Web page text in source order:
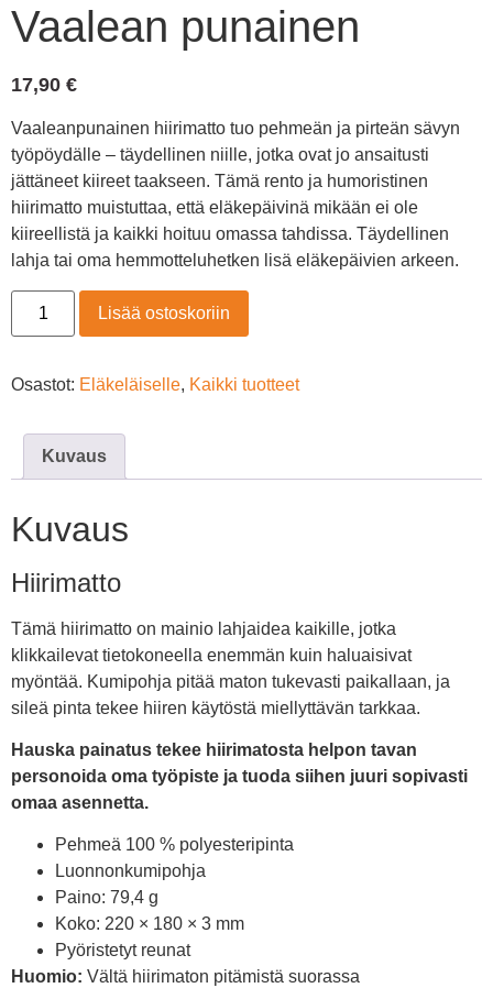
Vaalean punainen
17,90 €
Vaaleanpunainen hiirimatto tuo pehmeän ja pirteän sävyn
työpöydälle – täydellinen niille, jotka ovat jo ansaitusti
jättäneet kiireet taakseen. Tämä rento ja humoristinen
hiirimatto muistuttaa, että eläkepäivinä mikään ei ole
kiireellistä ja kaikki hoituu omassa tahdissa. Täydellinen
lahja tai oma hemmotteluhetken lisä eläkepäivien arkeen.
Lisää ostoskoriin
Osastot: Eläkeläiselle, Kaikki tuotteet
Kuvaus
Kuvaus
Hiirimatto
Tämä hiirimatto on mainio lahjaidea kaikille, jotka
klikkailevat tietokoneella enemmän kuin haluaisivat
myöntää. Kumipohja pitää maton tukevasti paikallaan, ja
sileä pinta tekee hiiren käytöstä miellyttävän tarkkaa.
Hauska painatus tekee hiirimatosta helpon tavan
personoida oma työpiste ja tuoda siihen juuri sopivasti
omaa asennetta.
Pehmeä 100 % polyesteripinta
Luonnonkumipohja
Paino: 79,4 g
Koko: 220 × 180 × 3 mm
Pyöristetyt reunat
Huomio: Vältä hiirimaton pitämistä suorassa